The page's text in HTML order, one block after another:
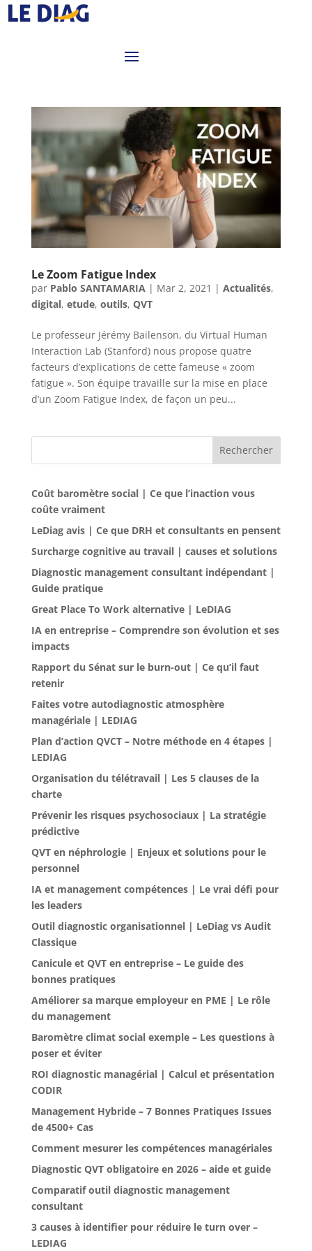
Le Zoom Fatigue Index
par Pablo SANTAMARIA | Mar 2, 2021 | Actualités,
digital, etude, outils, QVT
Le professeur Jérémy Bailenson, du Virtual Human
Interaction Lab (Stanford) nous propose quatre
facteurs d’explications de cette fameuse « zoom
fatigue ». Son équipe travaille sur la mise en place
d’un Zoom Fatigue Index, de façon un peu...
Rechercher
Coût baromètre social | Ce que l’inaction vous
coûte vraiment
LeDiag avis | Ce que DRH et consultants en pensent
Surcharge cognitive au travail | causes et solutions
Diagnostic management consultant indépendant |
Guide pratique
Great Place To Work alternative | LeDIAG
IA en entreprise – Comprendre son évolution et ses
impacts
Rapport du Sénat sur le burn-out | Ce qu’il faut
retenir
Faites votre autodiagnostic atmosphère
managériale | LEDIAG
Plan d’action QVCT – Notre méthode en 4 étapes |
LEDIAG
Organisation du télétravail | Les 5 clauses de la
charte
Prévenir les risques psychosociaux | La stratégie
prédictive
QVT en néphrologie | Enjeux et solutions pour le
personnel
IA et management compétences | Le vrai défi pour
les leaders
Outil diagnostic organisationnel | LeDiag vs Audit
Classique
Canicule et QVT en entreprise – Le guide des
bonnes pratiques
Améliorer sa marque employeur en PME | Le rôle
du management
Baromètre climat social exemple – Les questions à
poser et éviter
ROI diagnostic managérial | Calcul et présentation
CODIR
Management Hybride – 7 Bonnes Pratiques Issues
de 4500+ Cas
Comment mesurer les compétences managériales
Diagnostic QVT obligatoire en 2026 – aide et guide
Comparatif outil diagnostic management
consultant
3 causes à identifier pour réduire le turn over –
LEDIAG